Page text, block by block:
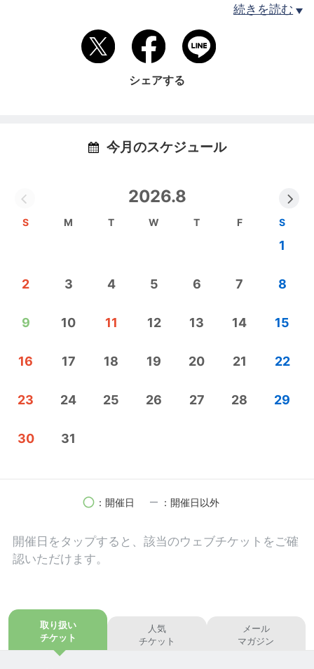
品、農産物や農産物加工品、和菓子や半生菓子水引
ナ感染対策商品など南信州だからこそ生み出せる商
品が沢山あります。
南信州のアンテナショップ目指していますので、是
【エス・バード売店 おいでなんしょ】
きたいと思っています。実売店は飯田市座光寺にあ
JR飯田線の元善光寺駅から近く、中央道からは座光
名所でもある元善光寺さんからも車で約3分の場所に
リニア長野県駅も車で5分位の位置に建設予定になっ
南信州にお越しの際は気楽にお立ち寄りください。
です。
南信州まるごとショップ・おいでなんしょ
定休日：毎月第一水曜日 他に年末年始・お盆 臨
時休業の場合有り
問い合わせ先
☎0265-52-1615
おいでなんしょにおいでなんしょ
https://www.youtube.com/watch?v=hSoLm6VQQYQ
続きを読む
シェアする
今月のスケジュール
2026.8
S M T W T F S
1
2 3 4 5 6 7 8
9 10 11 12 13 14 15
16 17 18 19 20 21 22
23 24 25 26 27 28 29
30 31
circle ：開催日 remove ：開催日以外
開催日を タップすると、該当のウェブチケットをご確
認いただけます。
取り扱い
チケット
人気
チケット
メール
マガジン